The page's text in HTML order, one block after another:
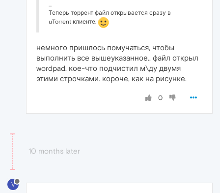
Теперь торрент файл открывается сразу в
uTorrent клиенте.
немного пришлось помучаться, чтобы
выполнить все вышеуказанное.. файл открыл
wordpad. кое-что подчистил м\ду двумя
этими строчками. короче, как на рисунке.
0
10 months later
V